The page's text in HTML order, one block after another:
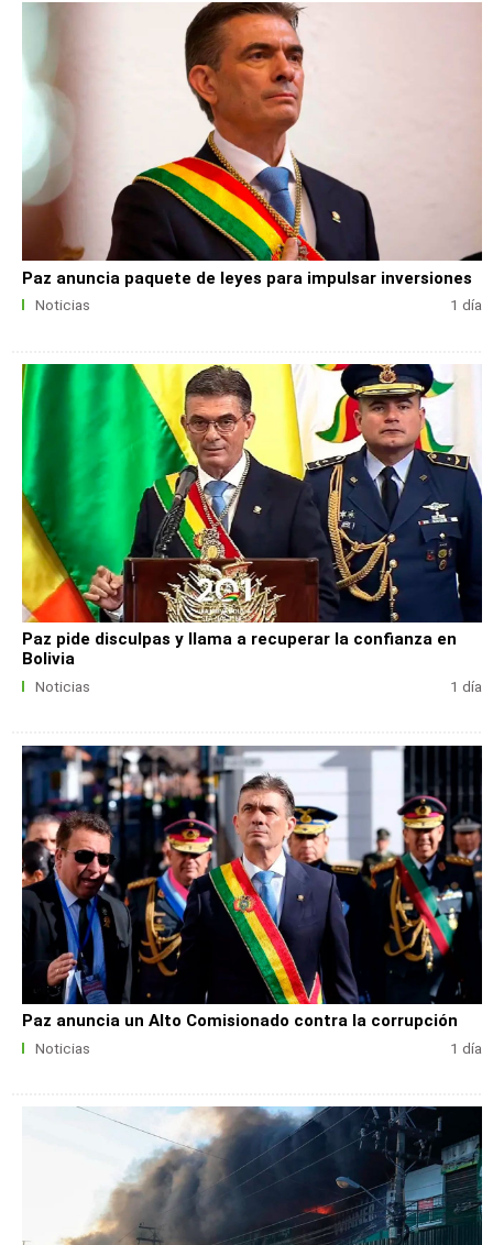
Paz anuncia paquete de leyes para impulsar inversiones
Noticias 1 día
Paz pide disculpas y llama a recuperar la confianza en
Bolivia
Noticias 1 día
Paz anuncia un Alto Comisionado contra la corrupción
Noticias 1 día